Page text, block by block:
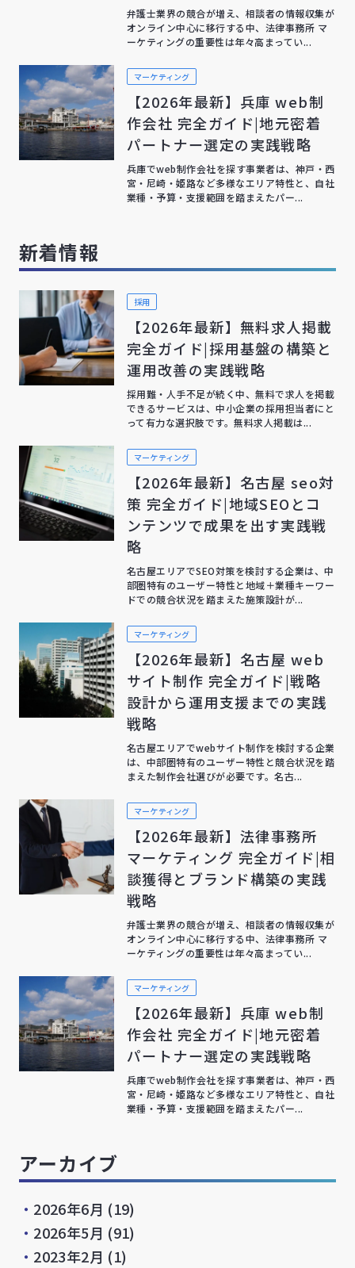
弁護士業界の競合が増え、相談者の情報収集が
オンライン中心に移行する中、法律事務所 マ
ーケティングの重要性は年々高まってい...
マーケティング
【2026年最新】兵庫 web制
作会社 完全ガイド|地元密着
パートナー選定の実践戦略
兵庫でweb制作会社を探す事業者は、神戸・西
宮・尼崎・姫路など多様なエリア特性と、自社
業種・予算・支援範囲を踏まえたパー...
新着情報
採用
【2026年最新】無料求人掲載
完全ガイド|採用基盤の構築と
運用改善の実践戦略
採用難・人手不足が続く中、無料で求人を掲載
できるサービスは、中小企業の採用担当者にと
って有力な選択肢です。無料求人掲載は...
マーケティング
【2026年最新】名古屋 seo対
策 完全ガイド|地域SEOとコ
ンテンツで成果を出す実践戦
略
名古屋エリアでSEO対策を検討する企業は、中
部圏特有のユーザー特性と地域＋業種キーワー
ドでの競合状況を踏まえた施策設計が...
マーケティング
【2026年最新】名古屋 web
サイト制作 完全ガイド|戦略
設計から運用支援までの実践
戦略
名古屋エリアでwebサイト制作を検討する企業
は、中部圏特有のユーザー特性と競合状況を踏
まえた制作会社選びが必要です。名古...
マーケティング
【2026年最新】法律事務所
マーケティング 完全ガイド|相
談獲得とブランド構築の実践
戦略
弁護士業界の競合が増え、相談者の情報収集が
オンライン中心に移行する中、法律事務所 マ
ーケティングの重要性は年々高まってい...
マーケティング
【2026年最新】兵庫 web制
作会社 完全ガイド|地元密着
パートナー選定の実践戦略
兵庫でweb制作会社を探す事業者は、神戸・西
宮・尼崎・姫路など多様なエリア特性と、自社
業種・予算・支援範囲を踏まえたパー...
アーカイブ
・ 2026年6月 (19)
・ 2026年5月 (91)
・ 2023年2月 (1)